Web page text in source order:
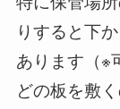
りすると下
あります（※
どの板を敷